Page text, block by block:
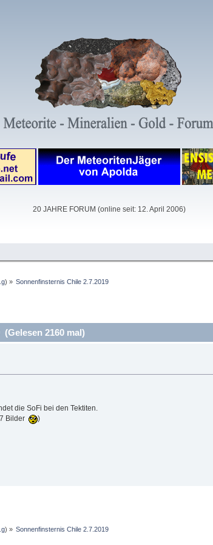
20 JAHRE FORUM (online seit: 12. April 2006)
) » Sonnenfinsternis Chile 2.7.2019
2160 mal)
die SoFi bei den Tektiten.
Bilder
)
) » Sonnenfinsternis Chile 2.7.2019